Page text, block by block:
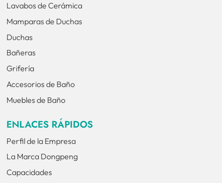
Lavabos de Cerámica
Mamparas de Duchas
Duchas
Bañeras
Grifería
Accesorios de Baño
Muebles de Baño
ENLACES RÁPIDOS
Perfil de la Empresa
La Marca Dongpeng
Capacidades